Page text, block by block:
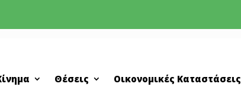
Θέσεις Οικονομικές Καταστάσεις